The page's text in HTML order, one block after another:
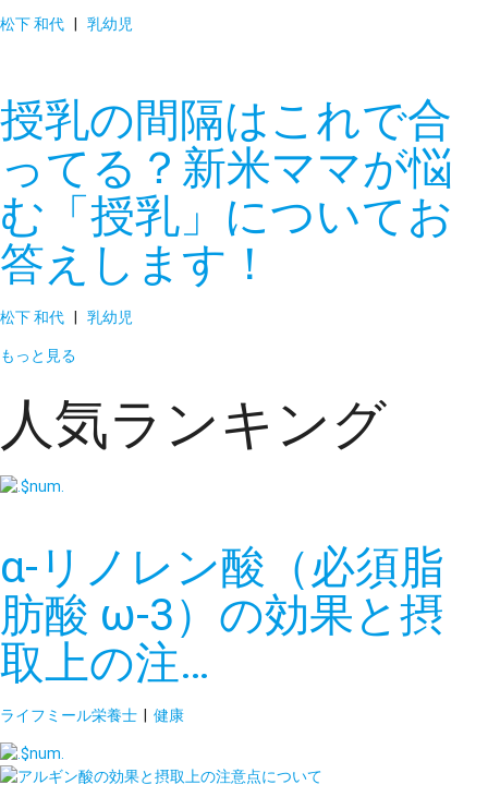
松下 和代 | 乳幼児
授乳の間隔はこれで合
ってる？新米ママが悩
む「授乳」についてお
答えします！
松下 和代 | 乳幼児
もっと見る
人気ランキング
α-リノレン酸（必須脂
肪酸 ω-3）の効果と摂
取上の注…
ライフミール栄養士 健康